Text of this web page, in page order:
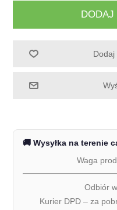
Dodaj
🚚 Wysyłka na terenie
Waga
Odbiór
Kurier DPD – za